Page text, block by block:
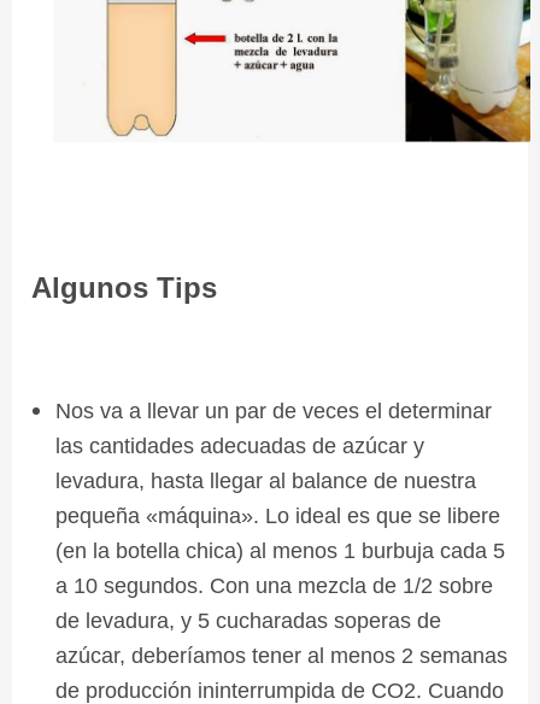
Algunos Tips
Nos va a llevar un par de veces el determinar
las cantidades adecuadas de azúcar y
levadura, hasta llegar al balance de nuestra
pequeña «máquina». Lo ideal es que se libere
(en la botella chica) al menos 1 burbuja cada 5
a 10 segundos. Con una mezcla de 1/2 sobre
de levadura, y 5 cucharadas soperas de
azúcar, deberíamos tener al menos 2 semanas
de producción ininterrumpida de CO2. Cuando